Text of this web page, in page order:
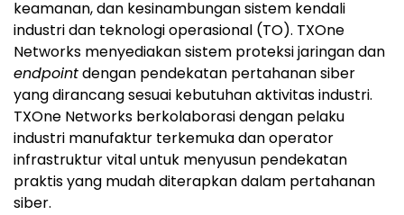
keamanan, dan kesinambungan sistem kendali
industri dan teknologi operasional (TO). TXOne
Networks menyediakan sistem proteksi jaringan dan
endpointdengan pendekatan pertahanan siber
yang dirancang sesuai kebutuhan aktivitas industri.
TXOne Networks berkolaborasi dengan pelaku
industri manufaktur terkemuka dan operator
infrastruktur vital untuk menyusun pendekatan
praktis yang mudah diterapkan dalam pertahanan
siber.